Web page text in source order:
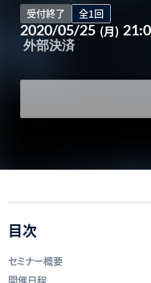
受付終了 全1回
2020/05/25 (月)
外部決済
目次
セミナー概要